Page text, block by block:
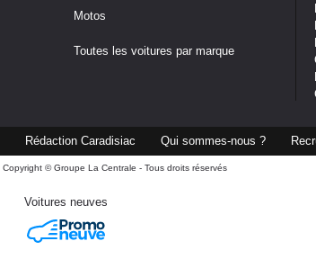
Motos
Toutes les voitures par marque
Rédaction Caradisiac Qui sommes-nous ?
Copyright © Groupe La Centrale - Tous droits réservés
Voitures neuves